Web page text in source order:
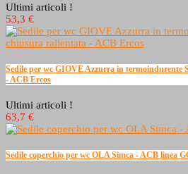
Ultimi articoli !
53,3 €
Sedile per wc GIOVE Azzurra in termoindurente
- ACB Ercos
Ultimi articoli !
63,7 €
Sedile coperchio per wc OLA Simca - ACB linea